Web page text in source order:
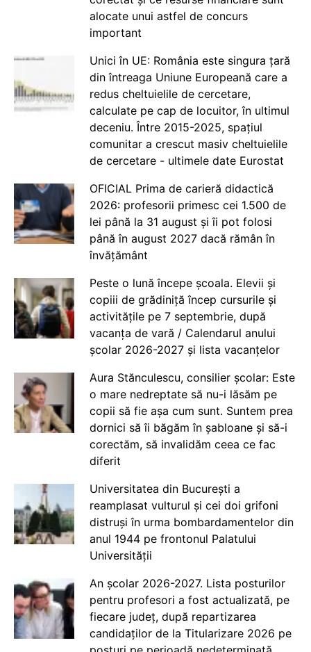
alocate unui astfel de concurs
important
Unici în UE: România este singura țară
din întreaga Uniune Europeană care a
redus cheltuielile de cercetare,
calculate pe cap de locuitor, în ultimul
deceniu. Între 2015-2025, spațiul
comunitar a crescut masiv cheltuielile
de cercetare - ultimele date Eurostat
OFICIAL Prima de carieră didactică
2026: profesorii primesc cei 1.500 de
lei până la 31 august și îi pot folosi
până în august 2027 dacă rămân în
învățământ
Peste o lună începe școala. Elevii și
copiii de grădiniță încep cursurile și
activitățile pe 7 septembrie, după
vacanța de vară / Calendarul anului
școlar 2026-2027 și lista vacanțelor
Aura Stănculescu, consilier școlar: Este
o mare nedreptate să nu-i lăsăm pe
copii să fie așa cum sunt. Suntem prea
dornici să îi băgăm în șabloane și să-i
corectăm, să invalidăm ceea ce fac
diferit
Universitatea din București a
reamplasat vulturul și cei doi grifoni
distruși în urma bombardamentelor din
anul 1944 pe frontonul Palatului
Universității
An școlar 2026-2027. Lista posturilor
pentru profesori a fost actualizată, pe
fiecare județ, după repartizarea
candidaților de la Titularizare 2026 pe